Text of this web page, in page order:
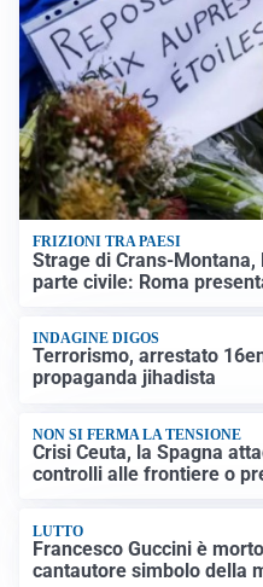
FRIZIONI TRA PAESI
Strage di Crans-Montana,
parte civile: Roma
INDAGINE DIGOS
Terrorismo, arrestato
propaganda jihadista
NON SI FERMA LA TENSIONE
Crisi Ceuta, la Spagna
controlli alle frontiere o
LUTTO
Francesco Guccini è
cantautore simbolo della